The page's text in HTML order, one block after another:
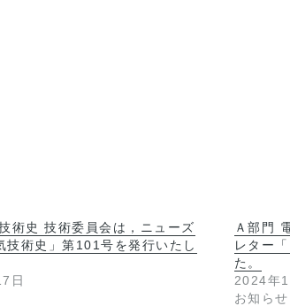
術史 技術委員会は，ニューズ
技術史」第101号を発行いたし
日
Ａ部門
レター
た。
2024年
お知らせ